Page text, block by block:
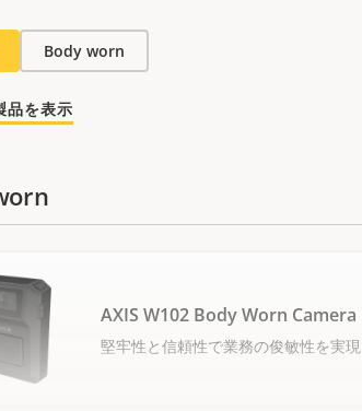
Body worn
品を表示
AXIS W102 Body Worn Camera
堅牢性と信頼性で業務の俊敏性を実現